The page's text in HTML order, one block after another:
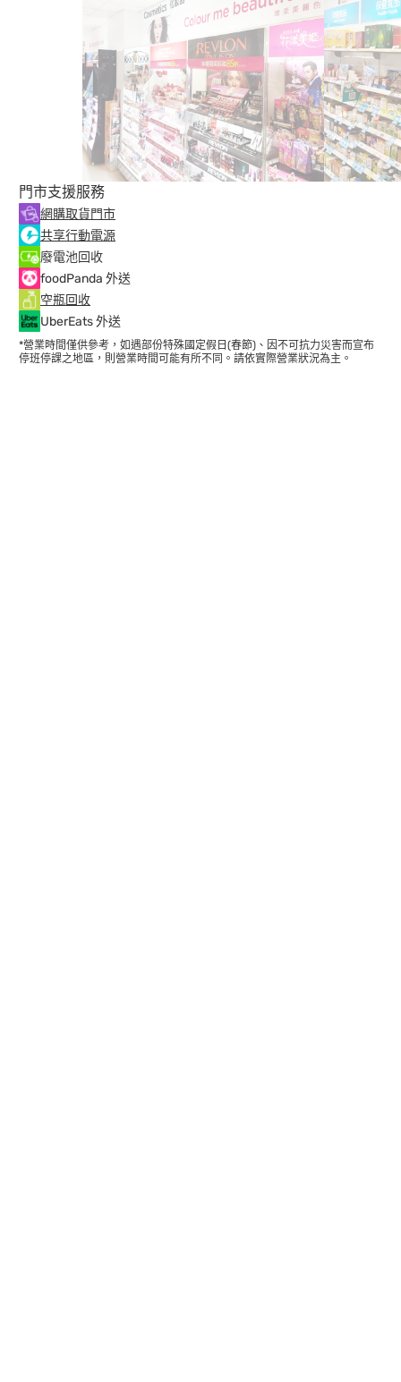
門市支援服務
網購取貨門市
共享行動電源
廢電池回收
foodPanda 外送
空瓶回收
UberEats 外送
*營業時間僅供參考，如遇部份特殊國定假日(春節)、因不可抗力災害而宣布
停班停課之地區，則營業時間可能有所不同。請依實際營業狀況為主。